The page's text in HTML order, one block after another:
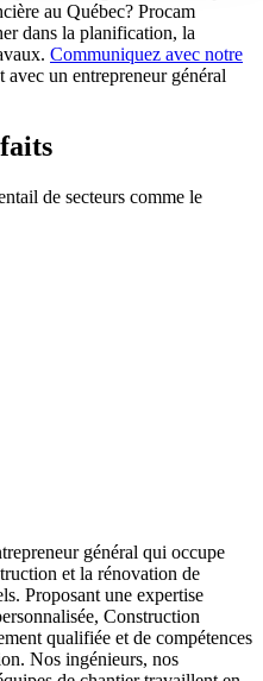
au Québec? Procam
dans la planification, la
Communiquez avec notre
un entrepreneur général
de secteurs comme le
général qui occupe
et la rénovation de
Proposant une expertise
Construction
qualifiée et de compétences
Nos ingénieurs, nos